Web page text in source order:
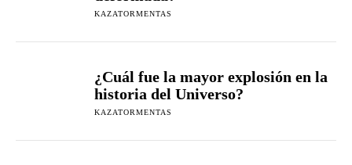
KAZATORMENTAS
¿Cuál fue la mayor explosión en la
historia del Universo?
KAZATORMENTAS